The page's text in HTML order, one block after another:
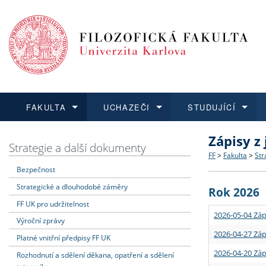
FAKULTA
Dozvědět se více
Struktura
Strategie
Podpora
UCHAZEČI
Podat přihlášku
Co
Učitelské
STUDUJÍCÍ
Dozvědět se více
Rigorózní
Dozvědět se více
O vědě a
Granty a
Dozvědět se více
Aktuální
Strategie a další dokumenty
Bezpečnost
Strategické a dlouhodobé záměry
FF UK pro udržitelnost
Výroční zprávy
Platné vnitřní předpisy FF UK
Rozhodnutí a sdělení děkana, opatření a sdělení
Zápisy
FF > Fakulta >
Rok 2026
2026-05-04
2026-04-27
2026-04-20